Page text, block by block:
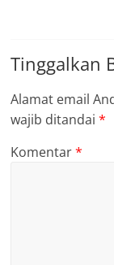
Tinggalkan
Alamat email
wajib ditandai*
Komentar*